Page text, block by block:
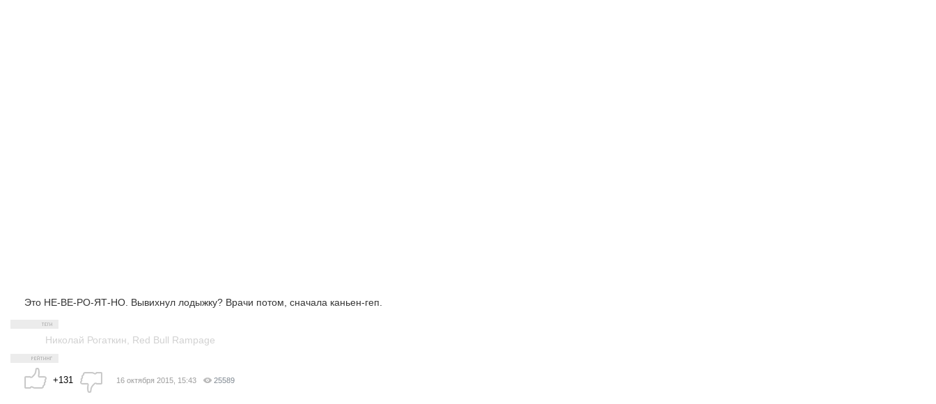
Это НЕ-ВЕ-РО-ЯТ-НО. Вывихнул лодыжку? Врачи потом, сначала каньен-геп.
Николай Рогаткин Red Bull Rampage
+131 16 октября 2015, 15:43 25589